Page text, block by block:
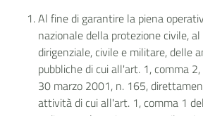
Al fine di garantire la piena
nazionale della protezione civile,
dirigenziale, civile e militare, delle
pubbliche di cui all'art. 1, comma
30 marzo 2001, n. 165,
attività di cui all'art. 1, comma 1